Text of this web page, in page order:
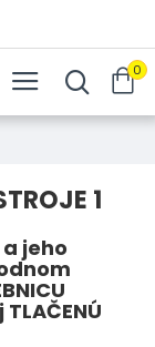
0
1
jeho